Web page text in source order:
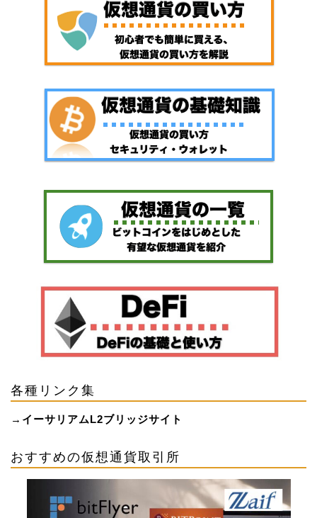
各種リンク集
→ イーサリアムL2ブリッジサイト
おすすめの仮想通貨取引所